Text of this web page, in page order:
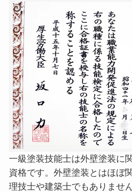
一級塗装技能士は外壁塗装に
資格です。外壁塗装とはほぼ
理技士や建築士でもありません